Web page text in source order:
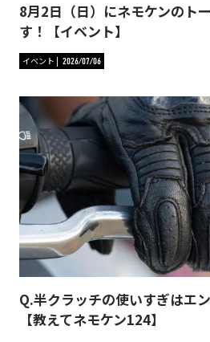
8月2日（日）にネモケンのト
す！【イベント】
イベント 2026/07/06
Q.半クラッチの使いすぎはエ
【教えてネモケン124】